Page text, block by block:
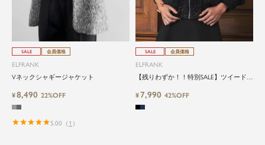
ElegantとFrankをテーマに、時代を超
えて愛されるアイテムを
SALE 会員価格
ELFRANK
Vネックシャギージャケット
¥8,490 22%OFF
5.00 （ 1 ）
SALE 会員価格
ELFRANK
【残りわずか！！特別SALE】ツイードス
¥7,990 42%OFF